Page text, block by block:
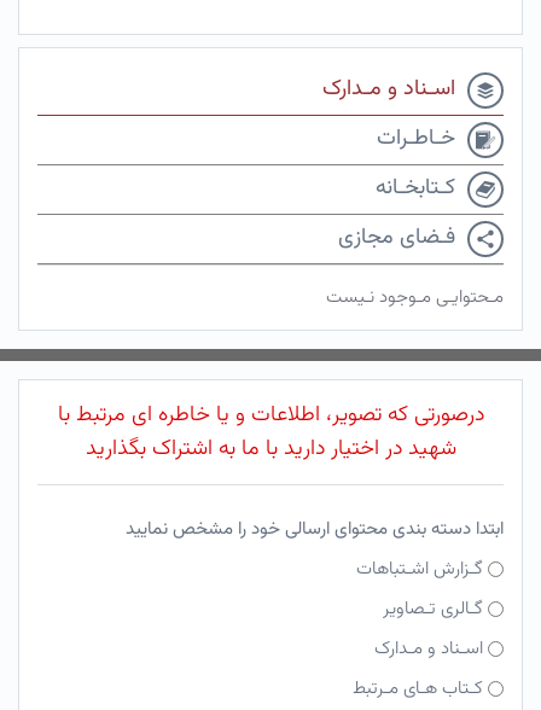
اسـناد و مـدارک
خـاطـرات
کـتابخـانه
فـضای مجازی
مـحتوایـی مـوجود نـیست
درصورتی که تصویر، اطلاعات و یا خاطره ای مرتبط با
شهید در اختیار دارید با ما به اشتراک بگذارید
ابتدا دسته بندی محتوای ارسالی خود را مشخص نمایید
گـزارش اشـتباهات
گـالری تـصاویر
اسـناد و مـدارک
کـتاب هـای مـرتبط